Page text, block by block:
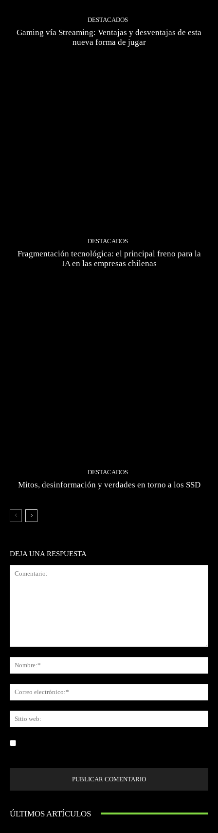
DESTACADOS
Gaming vía Streaming: Ventajas y desventajas de esta
nueva forma de jugar
DESTACADOS
Fragmentación tecnológica: el principal freno para la
IA en las empresas chilenas
DESTACADOS
Mitos, desinformación y verdades en torno a los SSD
DEJA UNA RESPUESTA
ÚLTIMOS ARTÍCULOS